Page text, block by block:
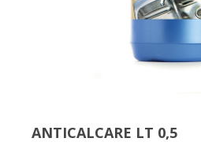
ANTICALCARE LT 0,5